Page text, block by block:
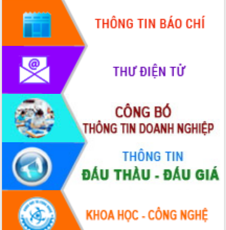
Đắk Lắk rà soát, điều chỉnh Đề án 190
về phát triển nuôi trồng thủy sản
Phó Chủ tịch UBND tỉnh Đắk Lắk
Trương Công Thái kiểm tra thực địa
Dự án cao tốc Khánh Hòa - Buôn Ma
Thuột
Định vị cà phê Việt Nam như một “di
sản sống” trong dòng chảy toàn cầu
Xây dựng nông thôn mới: Nâng cao đời
sống người dân từ những mô hình thiết
thực
Quyết liệt tháo gỡ vướng mắc, đẩy
nhanh tiến độ các dự án trọng điểm
trong Khu kinh tế Nam Phú Yên
Hòn Yến phát triển du lịch gắn với bảo
tồn biển
Lấy ý kiến điều chỉnh Quy hoạch tỉnh
Đắk Lắk thời kỳ 2021-2030, tầm nhìn
đến năm 2050
Phát động chiến dịch 30 ngày đêm